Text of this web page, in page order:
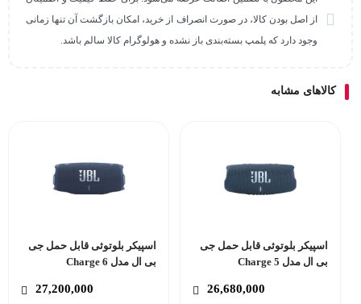
از اصل بودن کالا، در صورت انصراف از خرید، امکان بازگشت آن تنها زمانی
وجود دارد که پلمپ بسته‌بندی باز نشده و هولوگرام کالا سالم باشد.
کالاهای مشابه
اسپیکر بلوتوثی قابل حمل جی
بی ال مدل Charge 5
26,680,000
اسپیکر بلوتوثی قابل حمل جی
بی ال مدل Charge 6
27,200,000